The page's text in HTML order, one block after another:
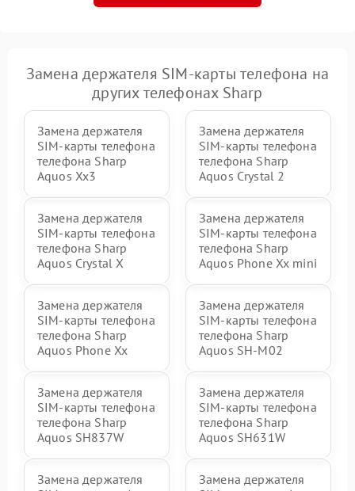
Замена держателя SIM-карты телефона на
других телефонах Sharp
Замена держателя
SIM-карты телефона
телефона Sharp
Aquos Xx3
Замена держателя
SIM-карты телефона
телефона Sharp
Aquos Crystal 2
Замена держателя
SIM-карты телефона
телефона Sharp
Aquos Crystal X
Замена держателя
SIM-карты телефона
телефона Sharp
Aquos Phone Xx mini
Замена держателя
SIM-карты телефона
телефона Sharp
Aquos Phone Xx
Замена держателя
SIM-карты телефона
телефона Sharp
Aquos SH-M02
Замена держателя
SIM-карты телефона
телефона Sharp
Aquos SH837W
Замена держателя
SIM-карты телефона
телефона Sharp
Aquos SH631W
Замена держателя
Замена держателя